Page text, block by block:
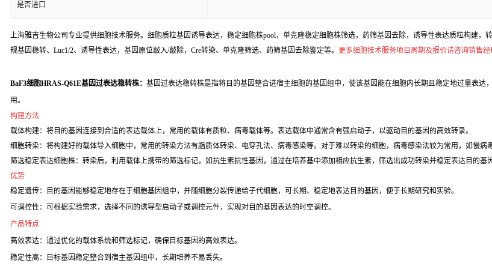
是否进口
上海雅吉生物公司专业提供细胞技术服务。细胞质粒基因诱导表达，稳定细胞株pool，单克隆稳定细胞株筛选，药筛基因去除，诱导性表达质粒构建
规基因稳转、Luc1/2、诱导性表达，基因原位敲入/敲除，Cre转染、单克隆筛选、药筛基因去除鉴定等。 更多细胞技术服务项目周期及报价请咨询销售经
BaF3细胞HRAS-Q61E基因过表达稳转株： 基因过表达稳转株是指将目的基因整合进宿主细胞的基因组中，使该基因能在细胞内长期且稳定地过量表
用。
构建方法
载体构建：将目的基因连接到合适的表达载体上，常用的载体有质粒、病毒载体等。表达载体中通常含有强启动子，以驱动目的基因的高效转录。
细胞转染：将构建好的载体导入细胞中，常用的转染方法有脂质体转染、电穿孔法、病毒感染等。对于难以转染的细胞，病毒感染法较为常用，如慢病
筛选稳定表达细胞株：转染后，利用载体上携带的筛选标记，如抗生素抗性基因，通过在培养基中添加相应抗生素，筛选出成功转染并稳定表达目的基
优势
稳定遗传：目的基因能够稳定地存在于细胞基因组中，并随细胞分裂传递给子代细胞，可长期、稳定地表达目的基因，便于长期研究和实验。
可调控性：可根据实验需求，选择不同的诱导型启动子或调控元件，实现对目的基因表达的时空调控。
产品特点
高效表达：通过优化的载体系统和筛选标记，确保目标基因的高效表达。
稳定性高：目标基因稳定整合到宿主基因组中，长期培养不易丢失。